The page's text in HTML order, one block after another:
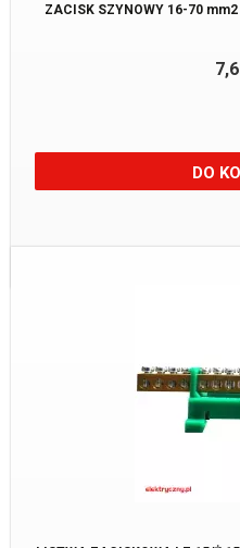
ZACISK SZYNOWY 16-70
DO